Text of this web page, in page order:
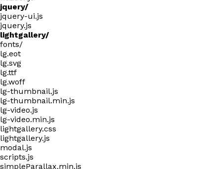
jquery/
jquery-ui.js
jquery.js
lightgallery/
fonts/
lg.eot
lg.svg
lg.ttf
lg.woff
lg-thumbnail.js
lg-thumbnail.min.js
lg-video.js
lg-video.min.js
lightgallery.css
lightgallery.js
modal.js
scripts.js
simpleParallax.min.js